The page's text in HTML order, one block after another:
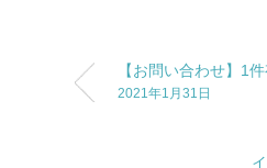
【お問い合わせ】1件
2021年1月31日